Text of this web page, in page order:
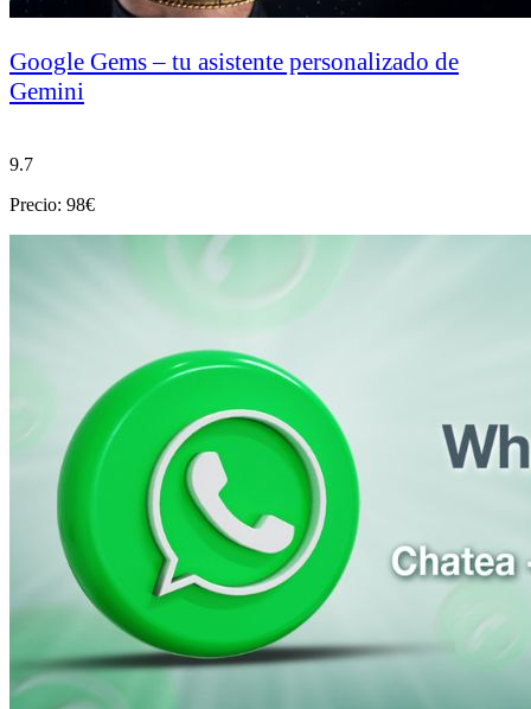
Google Gems – tu asistente personalizado de
Gemini
9.7
Precio: 98€